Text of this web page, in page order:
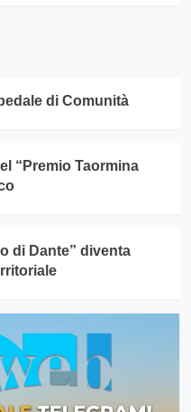
di Comunità
“Premio Taormina
di Dante” diventa